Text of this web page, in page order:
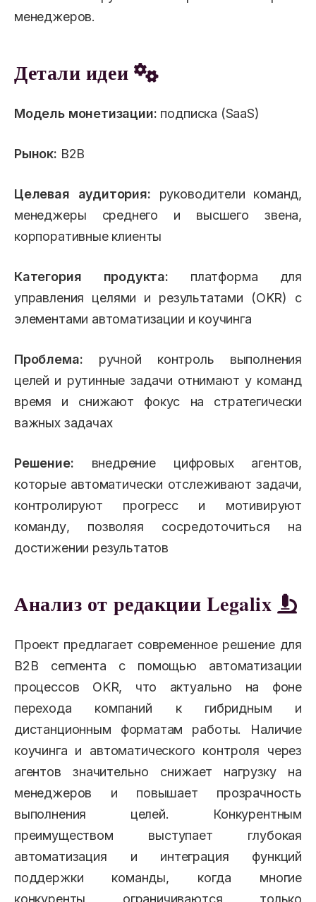
менеджеров.
Детали идеи
Модель монетизации: подписка (SaaS)
Рынок: B2B
Целевая аудитория: руководители команд,
менеджеры среднего и высшего звена,
корпоративные клиенты
Категория продукта: платформа для
управления целями и результатами (OKR) с
элементами автоматизации и коучинга
Проблема: ручной контроль выполнения
целей и рутинные задачи отнимают у команд
время и снижают фокус на стратегически
важных задачах
Решение: внедрение цифровых агентов,
которые автоматически отслеживают задачи,
контролируют прогресс и мотивируют
команду, позволяя сосредоточиться на
достижении результатов
Анализ от редакции Legalix
Проект предлагает современное решение для
B2B сегмента с помощью автоматизации
процессов OKR, что актуально на фоне
перехода компаний к гибридным и
дистанционным форматам работы. Наличие
коучинга и автоматического контроля через
агентов значительно снижает нагрузку на
менеджеров и повышает прозрачность
выполнения целей. Конкурентным
преимуществом выступает глубокая
автоматизация и интеграция функций
поддержки команды, когда многие
конкуренты ограничиваются только